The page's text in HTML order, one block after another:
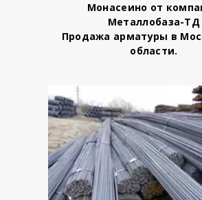
Монасеино от
Металлобаза-ТД
Продажа арматуры в
области.